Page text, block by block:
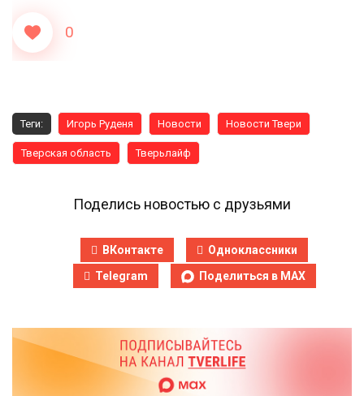
0
Теги: Игорь Руденя Новости Новости Твери
Тверская область Тверьлайф
Поделись новостью с друзьями
ВКонтакте
Одноклассники
Telegram
Поделиться в MAX